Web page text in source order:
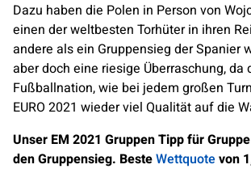
Dazu haben die Polen in Person von
einen der weltbesten Torhüter in ihren
andere als ein Gruppensieg der Spanier
aber doch eine riesige Überraschung, da
Fußballnation, wie bei jedem großen
EURO 2021 wieder viel Qualität auf die
Unser EM 2021 Gruppen Tipp für
den Gruppensieg. BesteWettquotevon